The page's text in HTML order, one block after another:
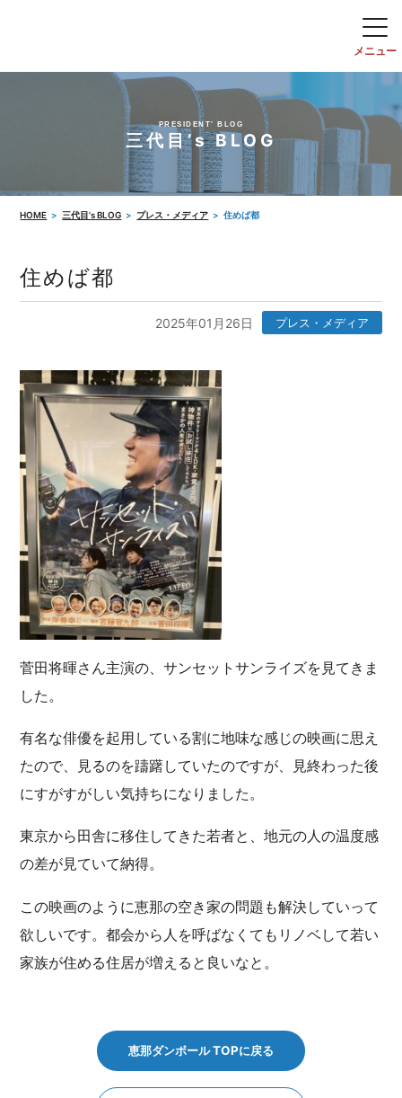
PRESIDENT' BLOG
三代目’s BLOG
HOME 三代目’s BLOG プレス・メディア 住めば都
住めば都
2025年01月26日 プレス・メディア
菅田将暉さん主演の、サンセットサンライズを見てきま
した。
有名な俳優を起用している割に地味な感じの映画に思え
たので、見るのを躊躇していたのですが、見終わった後
にすがすがしい気持ちになりました。
東京から田舎に移住してきた若者と、地元の人の温度感
の差が見ていて納得。
この映画のように恵那の空き家の問題も解決していって
欲しいです。都会から人を呼ばなくてもリノベして若い
家族が住める住居が増えると良いなと。
恵那ダンボール TOPに戻る